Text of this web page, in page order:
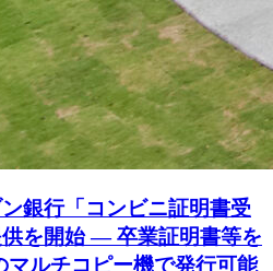
銀行「コンビニ証明書受
を開始 ― 卒業証明書等を
マルチコピー機で発行可能